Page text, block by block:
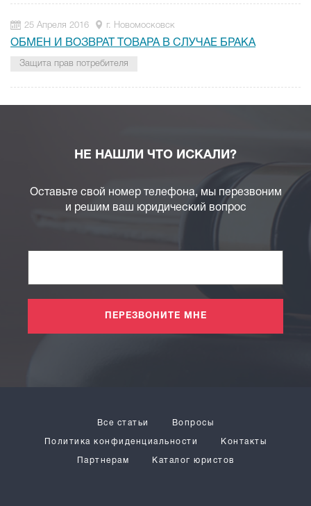
25 Апреля 2016 г. Новомосковск
ОБМЕН И ВОЗВРАТ ТОВАРА В СЛУЧАЕ БРАКА
Защита прав потребителя
НЕ НАШЛИ ЧТО ИСКАЛИ?
Оставьте свой номер телефона, мы перезвоним
и решим ваш юридический вопрос
ПЕРЕЗВОНИТЕ МНЕ
Все статьи Вопросы
Политика конфиденциальности Контакты
Партнерам Каталог юристов